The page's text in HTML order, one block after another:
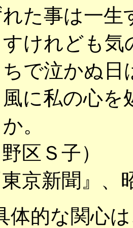
た事は一生
すけれども
ちで泣かぬ
に私の心を
。
野区Ｓ子）
東京新聞』
体的な関心